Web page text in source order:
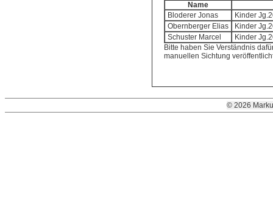
Name
Bloderer Jonas
Kinder
Obernberger Elias
Kinder
Schuster Marcel
Kinder
Bitte haben Sie Verständnis
manuellen Sichtung
© 2026